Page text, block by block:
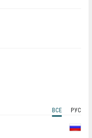
ВСЕ РУС